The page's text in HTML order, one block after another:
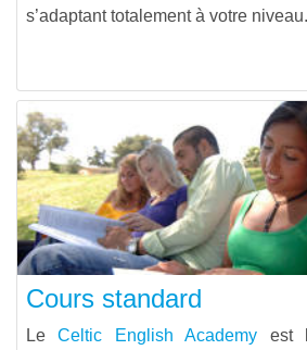
s’adaptant totalement à votre niveau.
Cours standard
LeCeltic English Academy est